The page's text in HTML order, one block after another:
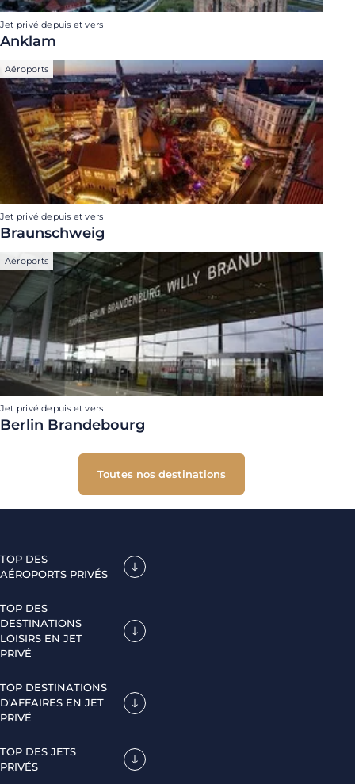
Jet privé depuis et vers
Anklam
Aéroports
Jet privé depuis et vers
Braunschweig
Aéroports
Jet privé depuis et vers
Berlin Brandebourg
Toutes nos destinations
TOP DES
AÉROPORTS PRIVÉS
TOP DES
DESTINATIONS
LOISIRS EN JET
PRIVÉ
TOP DESTINATIONS
D'AFFAIRES EN JET
PRIVÉ
TOP DES JETS
PRIVÉS